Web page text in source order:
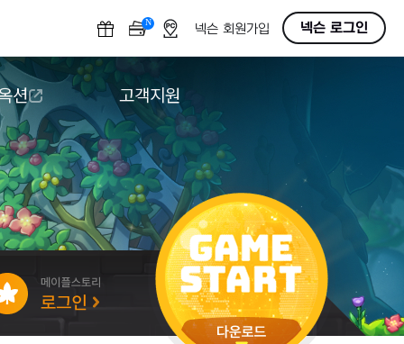
N OFF넥슨 회원가입 넥슨 로그인
션
션
고객지원
다운로드
도움말/1:1문의
버그악용/불법프로그램 신고
게임 접근성